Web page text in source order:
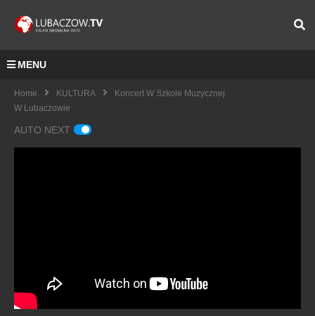
MENU
Home KULTURA
Koncert W Szkole Muzycznej
W Lubaczowie
AUTO NEXT